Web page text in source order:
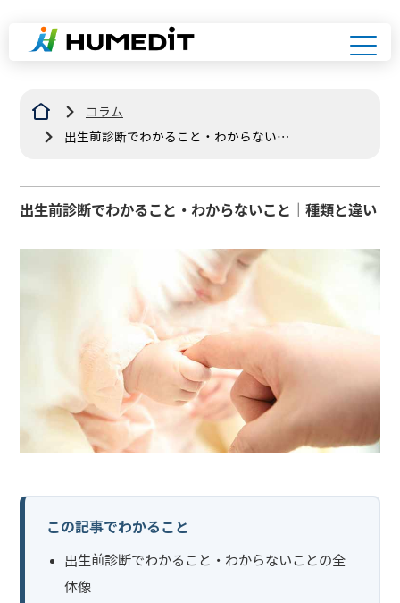
コラム
出生前診断でわかること・わからないこ
出生前診断でわかること・わからないこと｜種類と違い
この記事でわかること
出生前診断でわかること・わからないことの全
体像